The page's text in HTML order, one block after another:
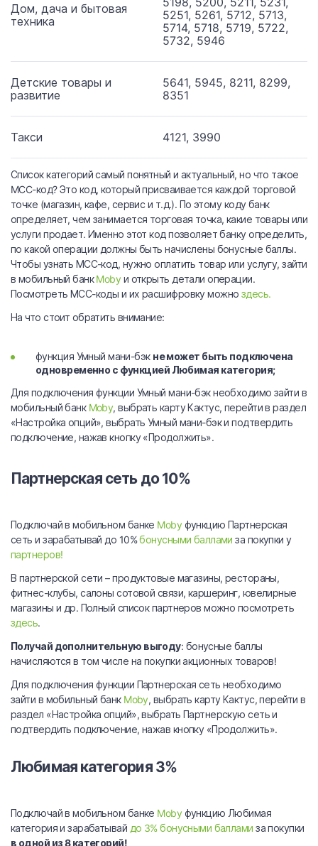
Дом, дача и бытовая
техника
5251, 5261, 5712, 5713,
5714, 5718, 5719, 5722,
5732, 5946
Детские товары и
развитие
5641, 5945, 8211, 8299,
8351
Такси 4121, 3990
Список категорий самый понятный и актуальный, но что такое
MCC-код? Это код, который присваивается каждой торговой
точке (магазин, кафе, сервис и т.д.). По этому коду банк
определяет, чем занимается торговая точка, какие товары или
услуги продает. Именно этот код позволяет банку определить,
по какой операции должны быть начислены бонусные баллы.
Чтобы узнать МСС-код, нужно оплатить товар или услугу, зайти
в мобильный банкMobyи открыть детали операции.
Посмотреть МСС-коды и их расшифровку можно здесь.
На что стоит обратить внимание:
функция Умный мани-бэк не может быть подключена
одновременно с функцией Любимая категория;
Для подключения функции Умный мани-бэк необходимо зайти в
мобильный банк Moby, выбрать карту Кактус, перейти в раздел
«Настройка опций», выбрать Умный мани-бэк и подтвердить
подключение, нажав кнопку «Продолжить».
Партнерская сеть до 10%
Подключай в мобильном банке Mobyфункцию Партнерская
сеть и зарабатывай до 10%бонусными баллами за покупки у
партнеров!
В партнерской сети – продуктовые магазины, рестораны,
фитнес-клубы, салоны сотовой связи, каршеринг, ювелирные
магазины и др. Полный список партнеров можно посмотреть
здесь.
Получай дополнительную выгоду: бонусные баллы
начисляются в том числе на покупки акционных товаров!
Для подключения функции Партнерская сеть необходимо
зайти в мобильный банк Moby, выбрать карту Кактус, перейти в
раздел «Настройка опций», выбрать Партнерскую сеть и
подтвердить подключение, нажав кнопку «Продолжить».
Любимая категория 3%
Подключай в мобильном банке Mobyфункцию Любимая
категория и зарабатывай до 3% бонусными баллами за покупки
в одной из 8 категорий!